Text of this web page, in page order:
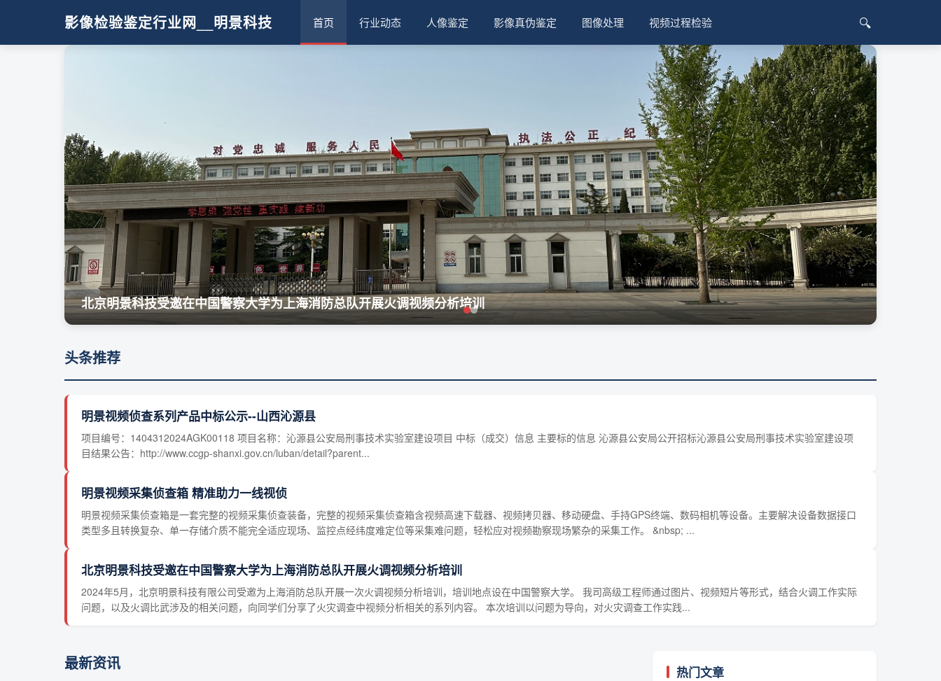
影像检验鉴定行业网__明景科技 首页 行业动态 人像鉴定 影像真伪鉴定 图像处理 视频过程检验 🔍
北京明景科技受邀在中国警察大学为上海消防总队开展火调视频分析培训
头条推荐
明景视频侦查系列产品中标公示--山西沁源县
项目编号：1404312024AGK00118 项目名称：沁源县公安局刑事技术实验室建设项目 中标（成交）信息 主要标的信息 沁源县公安局公开招标沁源县公安局刑事技术实验室建设项
目结果公告：http://www.ccgp-shanxi.gov.cn/luban/detail?parent...
明景视频采集侦查箱 精准助力一线视侦
明景视频采集侦查箱是一套完整的视频采集侦查装备，完整的视频采集侦查箱含视频高速下载器、视频拷贝器、移动硬盘、手持GPS终端、数码相机等设备。主要解决设备数据接口
类型多且转换复杂、单一存储介质不能完全适应现场、监控点经纬度难定位等采集难问题，轻松应对视频勘察现场繁杂的采集工作。 &nbsp; ...
北京明景科技受邀在中国警察大学为上海消防总队开展火调视频分析培训
2024年5月，北京明景科技有限公司受邀为上海消防总队开展一次火调视频分析培训，培训地点设在中国警察大学。 我司高级工程师通过图片、视频短片等形式，结合火调工作实际
问题，以及火调比武涉及的相关问题，向同学们分享了火灾调查中视频分析相关的系列内容。 本次培训以问题为导向，对火灾调查工作实践...
最新资讯 热门文章